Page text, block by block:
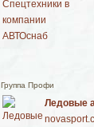
Группа Профи
Ледовые